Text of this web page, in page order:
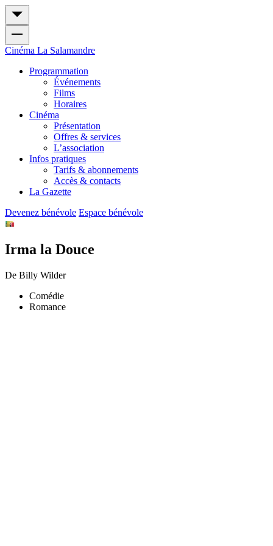
Cinéma La Salamandre
Programmation
Événements
Films
Horaires
Cinéma
Présentation
Offres & services
L’association
Infos pratiques
Tarifs & abonnements
Accès & contacts
La Gazette
Devenez bénévole Espace bénévole
Irma la Douce
De Billy Wilder
Comédie
Romance